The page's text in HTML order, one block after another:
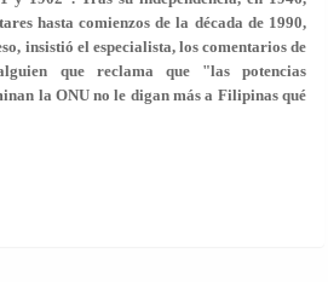
hasta comienzos de la década de 1990,
insistió el especialista, los comentarios de
que reclama que "las potencias
la ONU no le digan más a Filipinas qué